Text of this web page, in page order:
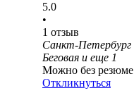
5.0
•
1 отзыв
Санкт-Петербург
Беговая и еще 1
Можно без резюме
Откликнуться